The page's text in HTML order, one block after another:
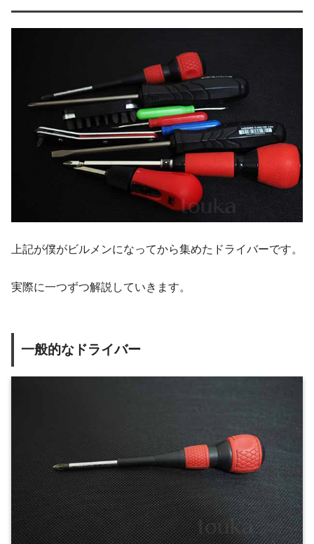
上記が僕がビルメンになってから集めたドライバーです。
実際に一つずつ解説していきます。
一般的なドライバー